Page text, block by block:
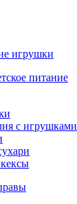
игрушки
питание
с игрушками